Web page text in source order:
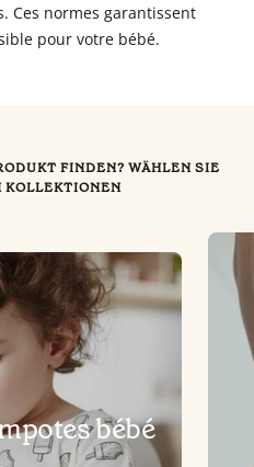
Ces normes garantissent
pour votre bébé.
FINDEN? WÄHLEN SIE
KOLLEKTIONEN
bébé